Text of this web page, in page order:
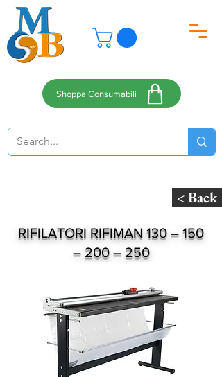
Shoppa Consumabili
< Back
RIFILATORI RIFIMAN 130 – 150
– 200 – 250